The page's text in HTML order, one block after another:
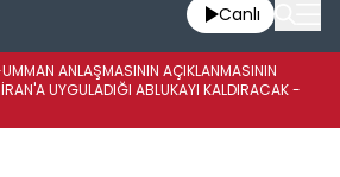
Canlı
ANLAŞMASININ AÇIKLANMASININ
UYGULADIĞI ABLUKAYI KALDIRACAK -